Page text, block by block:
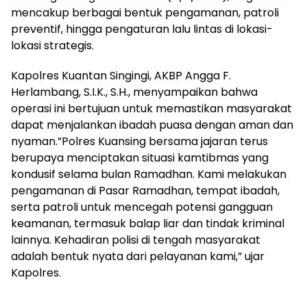
mencakup berbagai bentuk pengamanan, patroli
preventif, hingga pengaturan lalu lintas di lokasi-
lokasi strategis.
Kapolres Kuantan Singingi, AKBP Angga F.
Herlambang, S.I.K., S.H., menyampaikan bahwa
operasi ini bertujuan untuk memastikan masyarakat
dapat menjalankan ibadah puasa dengan aman dan
nyaman.”Polres Kuansing bersama jajaran terus
berupaya menciptakan situasi kamtibmas yang
kondusif selama bulan Ramadhan. Kami melakukan
pengamanan di Pasar Ramadhan, tempat ibadah,
serta patroli untuk mencegah potensi gangguan
keamanan, termasuk balap liar dan tindak kriminal
lainnya. Kehadiran polisi di tengah masyarakat
adalah bentuk nyata dari pelayanan kami,” ujar
Kapolres.